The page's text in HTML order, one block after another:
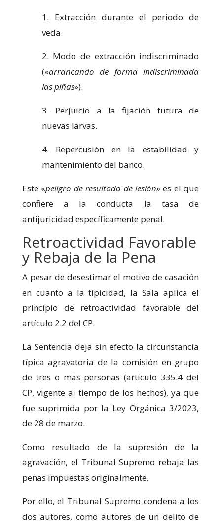
1. Extracción durante el periodo de
veda.
2. Modo de extracción indiscriminado
(«arrancando de forma indiscriminada
las piñas»).
3. Perjuicio a la fijación futura de
nuevas larvas.
4. Repercusión en la estabilidad y
mantenimiento del banco.
Este «peligro de resultado de lesión» es el que
confiere a la conducta la tasa de
antijuricidad específicamente penal.
Retroactividad Favorable
y Rebaja de la Pena
A pesar de desestimar el motivo de casación
en cuanto a la tipicidad, la Sala aplica el
principio de retroactividad favorable del
artículo 2.2 del CP.
La Sentencia deja sin efecto la circunstancia
típica agravatoria de la comisión en grupo
de tres o más personas (artículo 335.4 del
CP, vigente al tiempo de los hechos), ya que
fue suprimida por la Ley Orgánica 3/2023,
de 28 de marzo.
Como resultado de la supresión de la
agravación, el Tribunal Supremo rebaja las
penas impuestas originalmente.
Por ello, el Tribunal Supremo condena a los
dos autores, como autores de un delito de